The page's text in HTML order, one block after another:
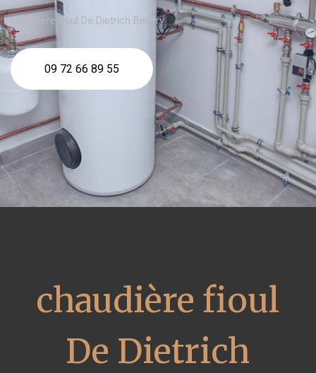
chaudière fioul De Dietrich Beuvry
09 72 66 89 55
chaudière fioul
De Dietrich